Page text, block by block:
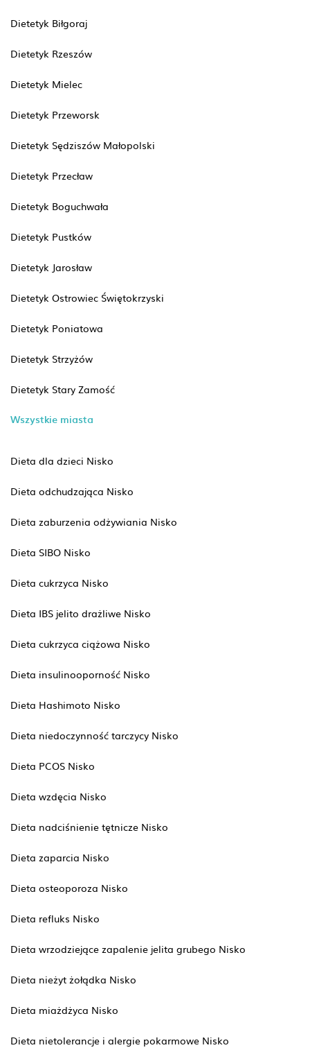
Dietetyk Biłgoraj
Dietetyk Rzeszów
Dietetyk Mielec
Dietetyk Przeworsk
Dietetyk Sędziszów Małopolski
Dietetyk Przecław
Dietetyk Boguchwała
Dietetyk Pustków
Dietetyk Jarosław
Dietetyk Ostrowiec Świętokrzyski
Dietetyk Poniatowa
Dietetyk Strzyżów
Dietetyk Stary Zamość
Wszystkie miasta
Dieta dla dzieci Nisko
Dieta odchudzająca Nisko
Dieta zaburzenia odżywiania Nisko
Dieta SIBO Nisko
Dieta cukrzyca Nisko
Dieta IBS jelito drażliwe Nisko
Dieta cukrzyca ciążowa Nisko
Dieta insulinooporność Nisko
Dieta Hashimoto Nisko
Dieta niedoczynność tarczycy Nisko
Dieta PCOS Nisko
Dieta wzdęcia Nisko
Dieta nadciśnienie tętnicze Nisko
Dieta zaparcia Nisko
Dieta osteoporoza Nisko
Dieta refluks Nisko
Dieta wrzodziejące zapalenie jelita grubego Nisko
Dieta nieżyt żołądka Nisko
Dieta miażdżyca Nisko
Dieta nietolerancje i alergie pokarmowe Nisko